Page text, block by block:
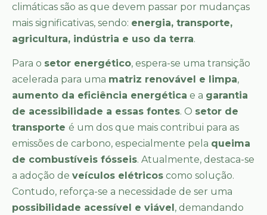
climáticas são as que devem passar por mudanças
mais significativas, sendo: energia, transporte,
agricultura, indústria e uso da terra.
Para o setor energético, espera-se uma transição
acelerada para uma matriz renovável e limpa,
aumento da eficiência energética e a garantia
de acessibilidade a essas fontes. O setor de
transporte é um dos que mais contribui para as
emissões de carbono, especialmente pela queima
de combustíveis fósseis. Atualmente, destaca-se
a adoção de veículos elétricos como solução.
Contudo, reforça-se a necessidade de ser uma
possibilidade acessível e viável , demandando